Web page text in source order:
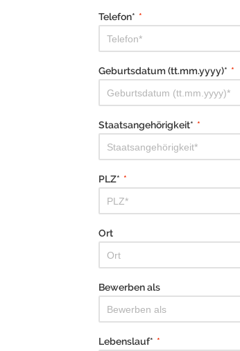
Telefon* *
Geburtsdatum (tt.mm.yyyy)* *
Staatsangehörigkeit* *
PLZ* *
Ort
Bewerben als
Lebenslauf* *